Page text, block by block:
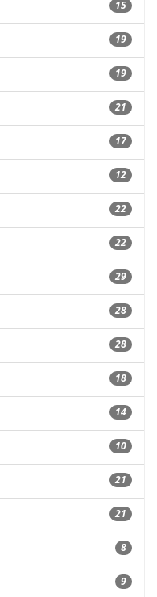
15
19
19
21
17
12
22
22
29
28
28
18
14
10
21
21
8
9